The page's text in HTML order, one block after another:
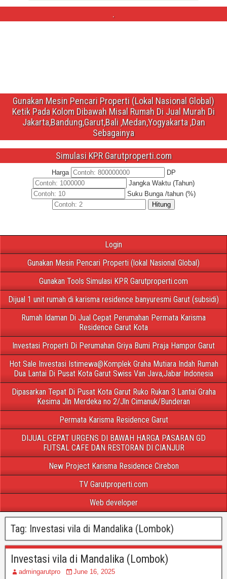
.
Gunakan Mesin Pencari Properti (Lokal Nasional Global)
Ketik Pada Kolom Dibawah Misal Rumah Di Jual Murah Di
Jakarta,Bandung,Garut,Bali ,Medan,Yogyakarta ,Dan
Sebagainya
Simulasi KPR Garutproperti.com
Harga
DP
Jangka Waktu (Tahun)
Suku Bunga /tahun (%)
Hitung
Login
Gunakan Mesin Pencari Properti (lokal Nasional Global)
Gunakan Tools Simulasi KPR Garutproperti.com
Dijual 1 unit rumah di karisma residence banyuresmi Garut (subsidi)
Rumah Idaman Di Jual Cepat Perumahan Permata Karisma
Residence Garut Kota
Investasi Properti Di Perumahan Griya Bumi Praja Hampor Garut
Hot Sale Investasi Istimewa@Komplek Graha Mutiara Indah Rumah
Dua Lantai Di Pusat Kota Garut Swiss Van Java,Jabar Indonesia
Dipasarkan Tepat Di Pusat Kota Garut Ruko Rukan 3 Lantai Graha
Kesima Jln Merdeka no 2/Jln Cimanuk/Bunderan
Permata Karisma Residence Garut
DIJUAL CEPAT URGENS DI BAWAH HARGA PASARAN GD
FUTSAL CAFE DAN RESTORAN DI CIANJUR
New Project Karisma Residence Cirebon
TV Garutproperti.com
Web developer
Tag: Investasi vila di Mandalika (Lombok)
Investasi vila di Mandalika (Lombok)
admingarutpro
June 16, 2025